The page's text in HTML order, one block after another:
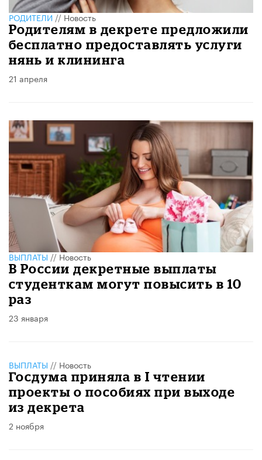
РОДИТЕЛИ//Новость
Родителям в декрете предложили
бесплатно предоставлять услуги
нянь и клининга
21 апреля
ВЫПЛАТЫ//Новость
В России декретные выплаты
студенткам могут повысить в 10
раз
23 января
ВЫПЛАТЫ // Новость
Госдума приняла в I чтении
проекты о пособиях при выходе
из декрета
2 ноября